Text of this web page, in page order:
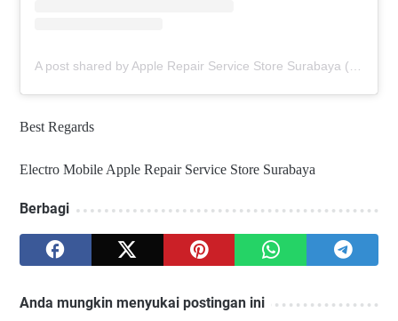
A post shared by Apple Repair Service Store Surabaya (@elmobsub)
Best Regards
Electro Mobile Apple Repair Service Store Surabaya
Berbagi
Anda mungkin menyukai postingan ini